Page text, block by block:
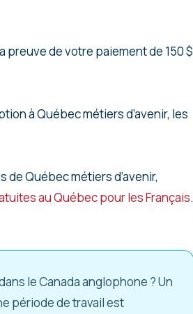
de votre paiement de 150 $
à Québec métiers d’avenir, les
Québec métiers d’avenir,
au Québec pour les Français.
le Canada anglophone ? Un
période de travail est